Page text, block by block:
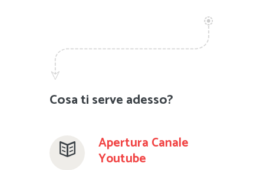
Cosa ti serve adesso?
Apertura Canale
Youtube